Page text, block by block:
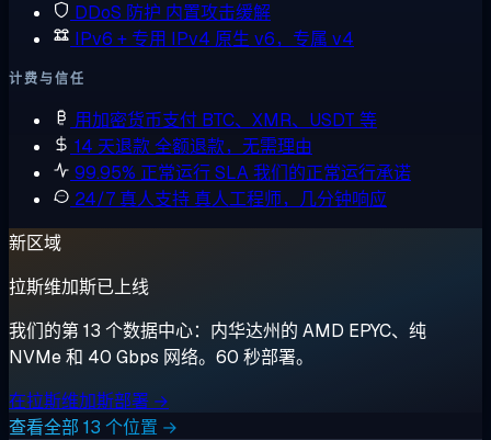
DDoS 防护 内置攻击缓解
IPv6 + 专用 IPv4 原生 v6，专属 v4
计费与信任
用加密货币支付 BTC、XMR、USDT 等
14 天退款全额退款，无需理由
99.95% 正常运行 SLA我们的正常运行承诺
24/7 真人支持 真人工程师，几分钟响应
新区域
拉斯维加斯已上线
我们的第 13 个数据中心：内华达州的 AMD EPYC、纯
NVMe 和 40 Gbps 网络。60 秒部署。
在拉斯维加斯部署 →
查看全部 13 个位置 →